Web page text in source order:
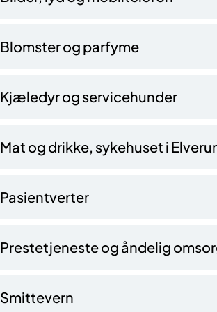
Blomster og parfyme
Kjæledyr og servicehu​​nder
Mat og drikke, sykehuset i
Pasientverter
Prestetjeneste og åndelig
Smittevern